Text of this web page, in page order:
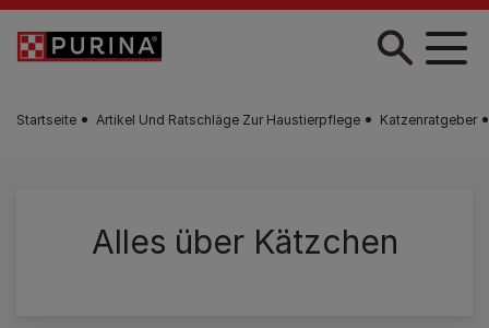
Zum Hauptinhalt springen
Startseite Artikel Und Ratschläge Zur Haustierpflege Katzenratgeber
Alles über Kätzchen